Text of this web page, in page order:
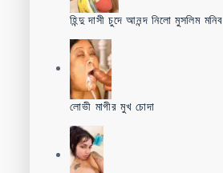
হিন্দু দাসী চুদে আনন্দ নিলো মুসলিম মনিব
লোভী মাগীর মুখ চোদা